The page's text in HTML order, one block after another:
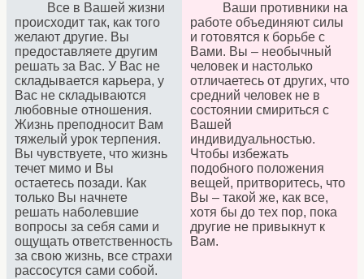
Все в Вашей жизни
происходит так, как того
желают другие. Вы
предоставляете другим
решать за Вас. У Вас не
складывается карьера, у
Вас не складываются
любовные отношения.
Жизнь преподносит Вам
тяжелый урок терпения.
Вы чувствуете, что жизнь
течет мимо и Вы
остаетесь позади. Как
только Вы начнете
решать наболевшие
вопросы за себя сами и
ощущать ответственность
за свою жизнь, все страхи
рассосутся сами собой.
Ваши противники на
работе объединяют силы
и готовятся к борьбе с
Вами. Вы – необычный
человек и настолько
отличаетесь от других, что
средний человек не в
состоянии смириться с
Вашей
индивидуальностью.
Чтобы избежать
подобного положения
вещей, притворитесь, что
Вы – такой же, как все,
хотя бы до тех пор, пока
другие не привыкнут к
Вам.